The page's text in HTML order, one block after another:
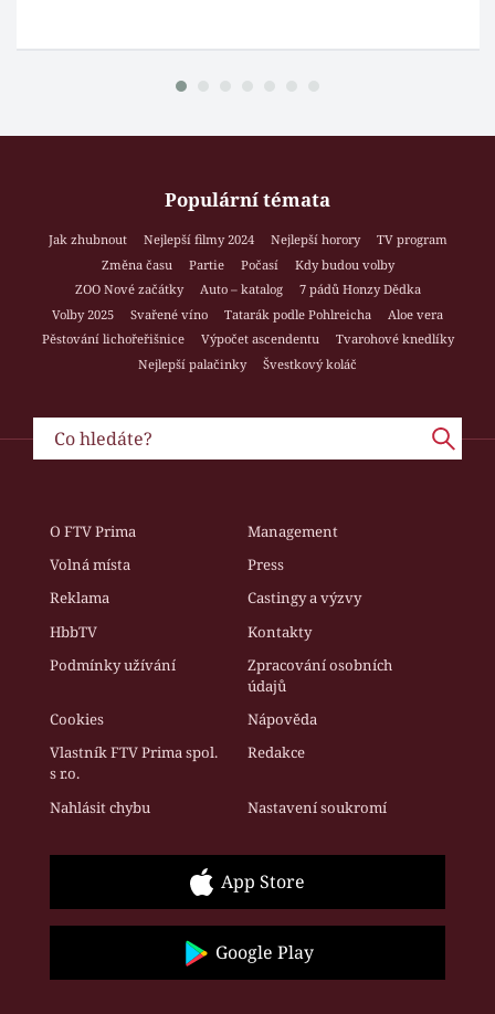
Populární témata
Jak zhubnout Nejlepší filmy 2024 Nejlepší horory
TV program
Změna času
Partie Počasí
Kdy budou volby
ZOO Nové začátky
Auto – katalog
7 pádů Honzy Dědka
Volby 2025
Svařené víno Tatarák podle Pohlreicha
Aloe vera
Pěstování lichořeřišnice
Výpočet ascendentu
Tvarohové knedlíky
Nejlepší palačinky
Švestkový koláč
O FTV Prima
Management
Volná místa
Press
Reklama
Castingy a výzvy
HbbTV
Kontakty
Podmínky užívání
Zpracování osobních
údajů
Cookies
Nápověda
Vlastník FTV Prima spol.
s r.o.
Redakce
Nahlásit chybu Nastavení soukromí
App Store
Google Play